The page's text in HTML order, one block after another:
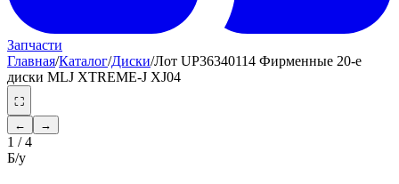
Запчасти
Главная/Каталог/Диски/Лот UP36340114 Фирменные 20-е
диски MLJ XTREME-J XJ04
⛶
←
→
1 /4
Б/у